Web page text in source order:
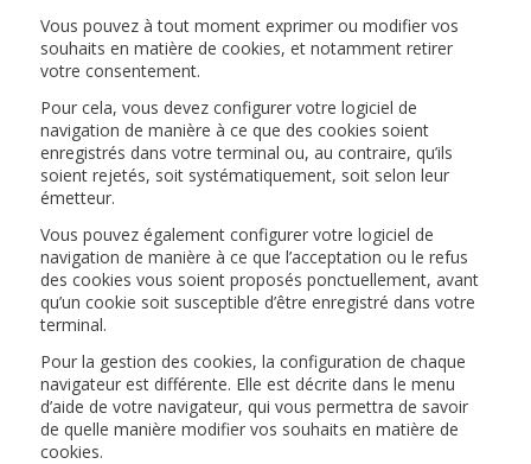
Vous pouvez à tout moment exprimer ou modifier vos
souhaits en matière de cookies, et notamment retirer
votre consentement.
Pour cela, vous devez configurer votre logiciel de
navigation de manière à ce que des cookies soient
enregistrés dans votre terminal ou, au contraire, qu’ils
soient rejetés, soit systématiquement, soit selon leur
émetteur.
Vous pouvez également configurer votre logiciel de
navigation de manière à ce que l’acceptation ou le refus
des cookies vous soient proposés ponctuellement, avant
qu’un cookie soit susceptible d’être enregistré dans votre
terminal.
Pour la gestion des cookies, la configuration de chaque
navigateur est différente. Elle est décrite dans le menu
d’aide de votre navigateur, qui vous permettra de savoir
de quelle manière modifier vos souhaits en matière de
cookies.